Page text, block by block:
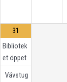
31
Bibliotek
et öppet
Vävstug